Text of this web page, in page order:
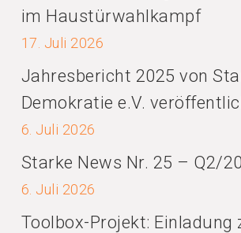
im Haustürwahlkampf
17. Juli 2026
Jahresbericht 2025 von
Demokratie e.V.
6. Juli 2026
Starke News Nr. 25 – Q2/
6. Juli 2026
Toolbox-Projekt: Einladung